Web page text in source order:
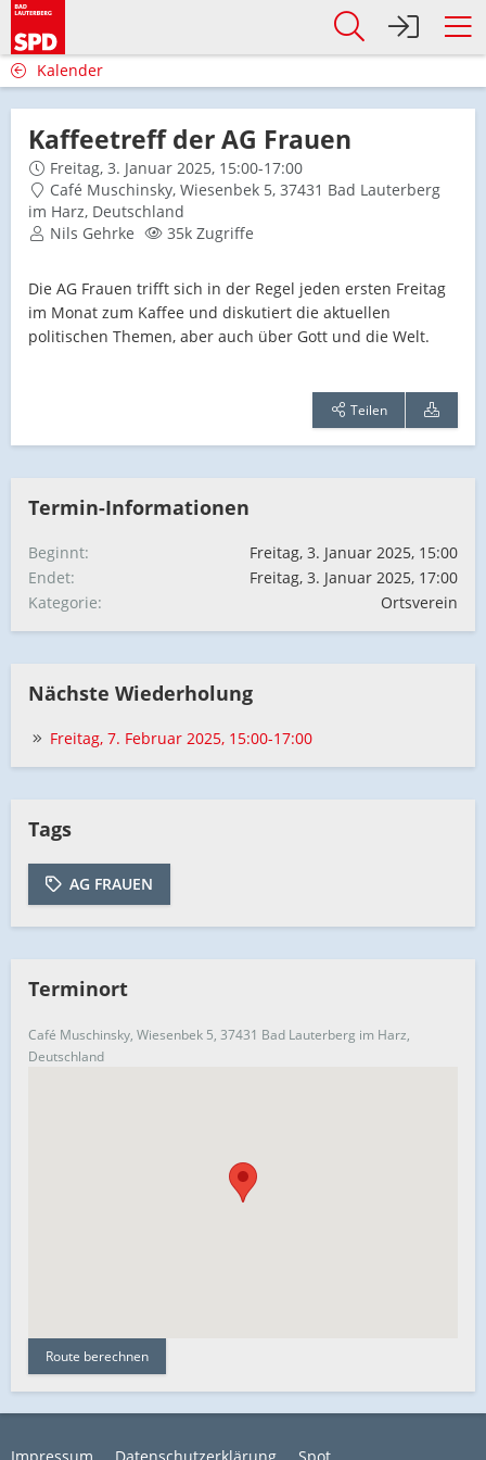
Kalender
Kaffeetreff der AG Frauen
Freitag, 3. Januar 2025, 15:00-17:00
Café Muschinsky, Wiesenbek 5, 37431 Bad Lauterberg
im Harz, Deutschland
Nils Gehrke
35k Zugriffe
Die AG Frauen trifft sich in der Regel jeden ersten Freitag
im Monat zum Kaffee und diskutiert die aktuellen
politischen Themen, aber auch über Gott und die Welt.
Teilen
Termin-Informationen
Beginnt
Freitag, 3. Januar 2025, 15:00
Endet
Freitag, 3. Januar 2025, 17:00
Kategorie
Ortsverein
Nächste Wiederholung
Freitag, 7. Februar 2025, 15:00-17:00
Tags
AG FRAUEN
Terminort
Café Muschinsky, Wiesenbek 5, 37431 Bad Lauterberg im Harz,
Deutschland
Route berechnen